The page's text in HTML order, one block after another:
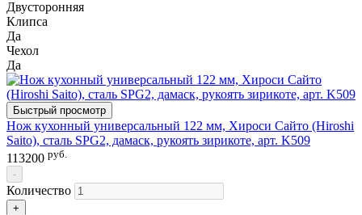
Двусторонняя
Клипса
Да
Чехол
Да
Быстрый просмотр
Нож кухонный универсальный 122 мм, Хироси Сайто (Hiroshi
Saito), сталь SPG2, дамаск, рукоять зирикоте, арт. K509
113200 руб.
-
Количество
+